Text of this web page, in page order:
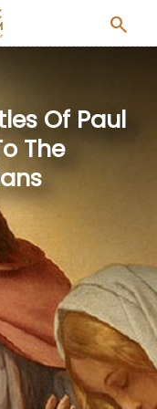
search
Of Paul
The